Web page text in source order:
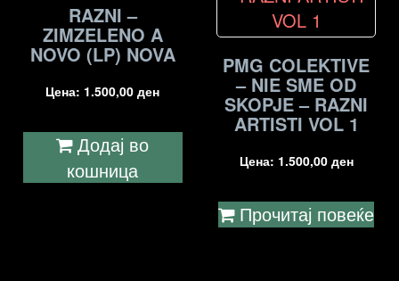
RAZNI –
ZIMZELENO A
NOVO (LP) NOVA
Цена: 1.500,00ден
Додај во
кошница
PMG COLEKTIVE
– NIE SME OD
SKOPJE – RAZNI
ARTISTI VOL 1
Цена: 1.500,00 ден
Прочитај повеќе